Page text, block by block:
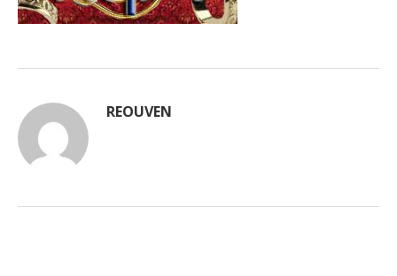
REOUVEN